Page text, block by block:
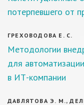
потерпевшего от
ГРЕХОВОДОВА Е. С.
Методологии
для
в ИТ-компании
ДАВЛЯТОВА Э. М.,